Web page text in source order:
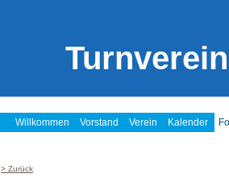
Willkommen Vorstand Verein Kalender
> Zurück